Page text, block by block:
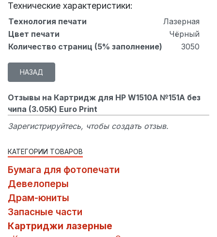
Технические характеристики:
Технология печати
Лазерная
Цвет печати
Чёрный
Количество страниц (5% заполнение)
3050
Отзывы на Картридж для HP W1510A №151A без
чипа (3.05K) Euro Print
Зарегистрируйтесь, чтобы создать отзыв.
КАТЕГОРИИ ТОВАРОВ
Бумага для фотопечати
Девелоперы
Драм-юниты
Запасные части
Картриджи лазерные